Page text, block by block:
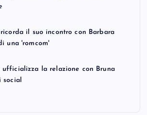
ricorda il suo incontro con Barbara
una 'romcom'
ufficializza la relazione con Bruna
social